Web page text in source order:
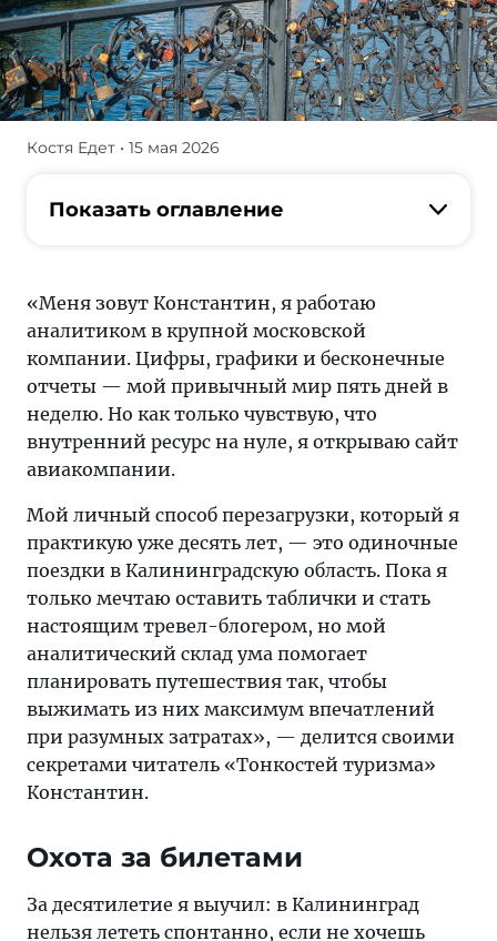
Мой
способ
практикую
это
одиночные
в
Калининградскую
область
Костя Едет • 15 мая 2026
Показать оглавление
«Меня зовут Константин, я работаю
аналитиком в крупной московской
компании. Цифры, графики и бесконечные
отчеты — мой привычный мир пять дней в
неделю. Но как только чувствую, что
внутренний ресурс на нуле, я открываю сайт
авиакомпании.
Мой личный способ перезагрузки, который я
практикую уже десять лет, — это одиночные
поездки в Калининградскую область. Пока я
только мечтаю оставить таблички и стать
настоящим тревел-блогером, но мой
аналитический склад ума помогает
планировать путешествия так, чтобы
выжимать из них максимум впечатлений
при разумных затратах», — делится своими
секретами читатель «Тонкостей туризма»
Константин.
Охота за билетами
За десятилетие я выучил: в Калининград
нельзя лететь спонтанно, если не хочешь